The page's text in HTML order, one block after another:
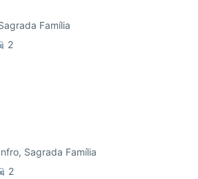
Família
2
Sagrada Família
2